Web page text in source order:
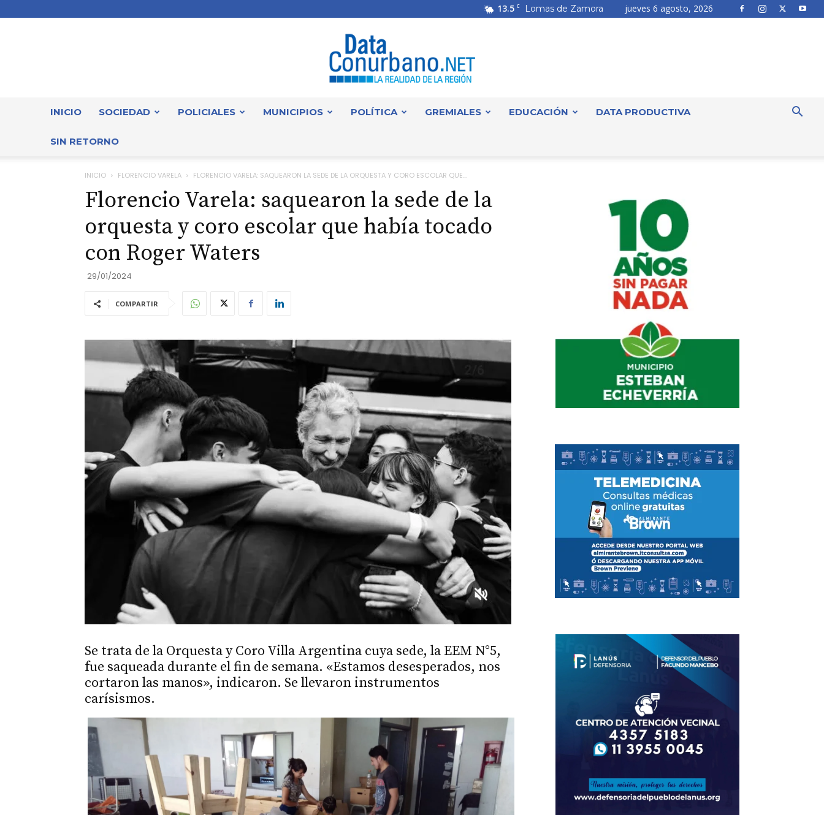
13.5 C Lomas de Zamora jueves 6 agosto, 2026
INICIO SOCIEDAD POLICIALES MUNICIPIOS POLÍTICA GREMIALES EDUCACIÓN DATA PRODUCTIVA
SIN RETORNO
INICIO FLORENCIO VARELA FLORENCIO VARELA: SAQUEARON LA SEDE DE LA ORQUESTA Y CORO ESCOLAR QUE...
Florencio Varela: saquearon la sede de la
orquesta y coro escolar que había tocado
con Roger Waters
29/01/2024
COMPARTIR
Se trata de la Orquesta y Coro Villa Argentina cuya sede, la EEM N°5,
fue saqueada durante el fin de semana. «Estamos desesperados, nos
cortaron las manos», indicaron. Se llevaron instrumentos
carísismos.